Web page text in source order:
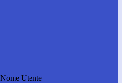
Nome Utente